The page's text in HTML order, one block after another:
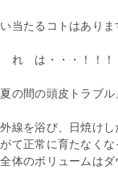
当たるコトはありま
れ は・・・！！！
夏の間の頭皮トラブル
線を浴び、日焼けし
て正常に育たなくな
体のボリュームは